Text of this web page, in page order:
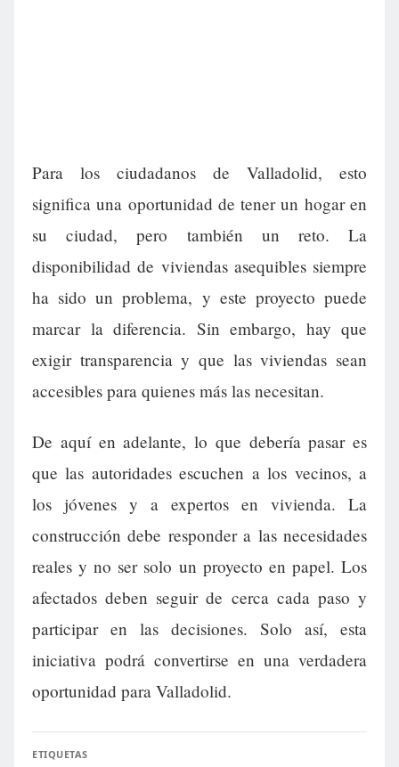
Para los ciudadanos de Valladolid, esto
significa una oportunidad de tener un hogar en
su ciudad, pero también un reto. La
disponibilidad de viviendas asequibles siempre
ha sido un problema, y este proyecto puede
marcar la diferencia. Sin embargo, hay que
exigir transparencia y que las viviendas sean
accesibles para quienes más las necesitan.
De aquí en adelante, lo que debería pasar es
que las autoridades escuchen a los vecinos, a
los jóvenes y a expertos en vivienda. La
construcción debe responder a las necesidades
reales y no ser solo un proyecto en papel. Los
afectados deben seguir de cerca cada paso y
participar en las decisiones. Solo así, esta
iniciativa podrá convertirse en una verdadera
oportunidad para Valladolid.
ETIQUETAS